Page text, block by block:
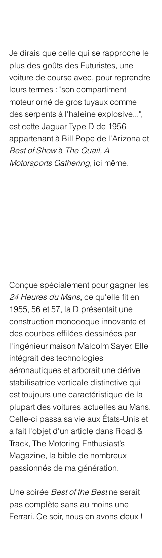
Je dirais que celle qui se rapproche le
plus des goûts des Futuristes, une
voiture de course avec, pour reprendre
leurs termes : "son compartiment
moteur orné de gros tuyaux comme
des serpents à l'haleine explosive...",
est cette Jaguar Type D de 1956
appartenant à Bill Pope de l'Arizona et
Best of Show à The Quail, A
Motorsports Gathering, ici même.
Conçue spécialement pour gagner les
24 Heures du Mans, ce qu'elle fit en
1955, 56 et 57, la D présentait une
construction monocoque innovante et
des courbes effilées dessinées par
l'ingénieur maison Malcolm Sayer. Elle
intégrait des technologies
aéronautiques et arborait une dérive
stabilisatrice verticale distinctive qui
est toujours une caractéristique de la
plupart des voitures actuelles au Mans.
Celle-ci passa sa vie aux États-Unis et
a fait l'objet d'un article dans Road &
Track, The Motoring Enthusiast’s
Magazine, la bible de nombreux
passionnés de ma génération.
Une soirée Best of the Best ne serait
pas complète sans au moins une
Ferrari. Ce soir, nous en avons deux !